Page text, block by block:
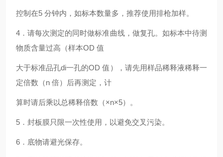
控制在5 分钟内，如标本数量多，推荐使用排枪加样。
4．请每次测定的同时做标准曲线，做复孔。如标本中待测
物质含量过高（样本OD 值
大于标准品孔di一孔的OD 值），请先用样品稀释液稀释一
定倍数（n 倍）后再测定，计
算时请后乘以总稀释倍数（×n×5）。
5．封板膜只限一次性使用，以避免交叉污染。
6．底物请避光保存。